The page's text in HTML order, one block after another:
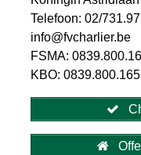
Telefoon: 02/
info@fvcharlier.be
FSMA:
KBO: 0839.800.165